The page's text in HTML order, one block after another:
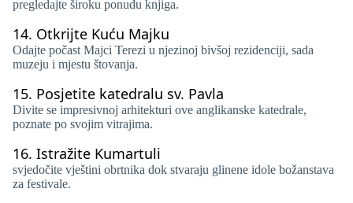
pregledajte široku ponudu knjiga.
14. Otkrijte Kuću Majku
Odajte počast Majci Terezi u njezinoj bivšoj rezidenciji, sada
muzeju i mjestu štovanja.
15. Posjetite katedralu sv. Pavla
Divite se impresivnoj arhitekturi ove anglikanske katedrale,
poznate po svojim vitrajima.
16. Istražite Kumartuli
svjedočite vještini obrtnika dok stvaraju glinene idole božanstava
za festivale.